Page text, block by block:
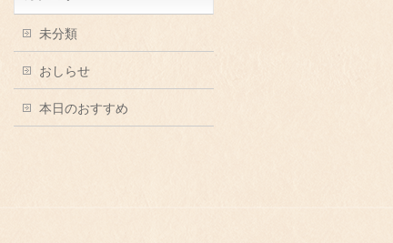
未分類
おしらせ
本日のおすすめ